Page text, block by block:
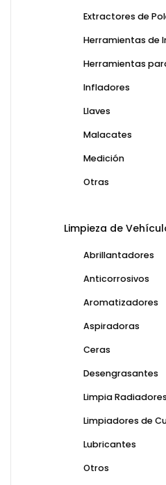
Extractores de
Herramientas de
Herramientas
Infladores
Llaves
Malacates
Medición
Otras
Limpieza de
Abrillantadores
Anticorrosivos
Aromatizadores
Aspiradoras
Ceras
Desengrasantes
Limpia Radiadores
Limpiadores de
Lubricantes
Otros